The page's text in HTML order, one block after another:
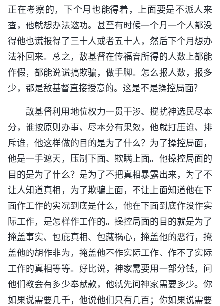
正在考察的，下个月也能得着，上面要是不派人来
查，他就想办法邀功。甚至有时候一个月一个人都没
得他也谎报得了三十人或者五十人，然后下个月想办
法补回来。总之，敌基督在传福音所得的人数上都能
作假，都能说谎搞欺骗，做手脚。怎么报人数，报多
少，都是敌基督直接授意的。这是不是操控局面？
敌基督利用地位权力一贯干涉、搅扰神选民尽本
分，谁按原则办事、尽本分有果效，他就打压谁、排
斥谁，他这样做的目的是为了什么？为了操控局面，
他是一手遮天，压制下面、欺瞒上面。他操控局面的
目的是为了什么？是为了不把真相暴露出来，为了不
让人知道真相，为了欺骗上面，不让上面知道他在下
面作工作的实况到底是什么，他在下面到底作没作实
际工作，是怎样作工作的。操控局面的目的就是为了
掩盖事实、包庇真相、包藏祸心，掩盖他的恶行，掩
盖他的胡作非为，掩盖他不作实际工作、作不了实际
工作的真相等等。好比说，神家需要用一部分钱，问
他们教会有多少奉献款，他就先问神家需要多少。你
如果说需要几千，他说他们只有几百；你如果说需要